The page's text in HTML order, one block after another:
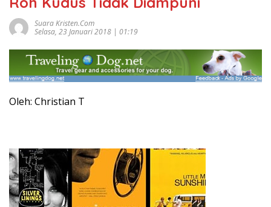
Suara Kristen.com
Selasa, 23 Januari 2018 | 01:19
Oleh: Christian T